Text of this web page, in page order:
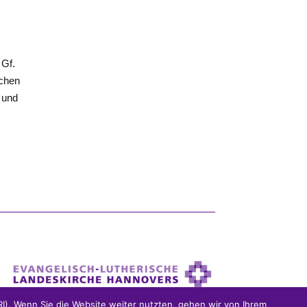
Wenn Sie die Website weiter nutzten, gehen wir von Ihrem